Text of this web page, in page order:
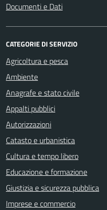
Documenti e Dati
CATEGORIE DI SERVIZIO
Agricoltura e pesca
Ambiente
Anagrafe e stato civile
Appalti pubblici
Autorizzazioni
Catasto e urbanistica
Cultura e tempo libero
Educazione e formazione
Giustizia e sicurezza pubblica
Imprese e commercio